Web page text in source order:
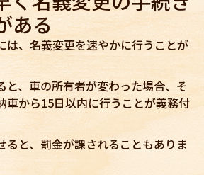
ある
は、名義変更を速やかに行うことが
と、車の所有者が変わった場合、そ
車から15日以内に行うことが義務付
ると、罰金が課されることもありま